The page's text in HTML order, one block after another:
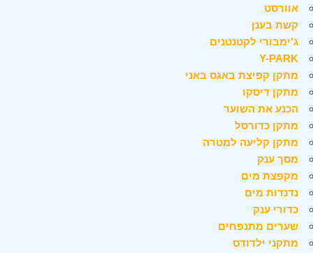
אוורסט
קשת בענן
ג'ימבורי לקטנטנים
Y-PARK
מתקן קפיצת באגס באני
מתקן דיסקו
הכנע את השוער
מתקן כדורסל
מתקן קליעה למטרה
מסך ענק
מקפצת מים
נדנדות מים
כדורי ענק
שערים מתנפחים
מתקני ילדודס